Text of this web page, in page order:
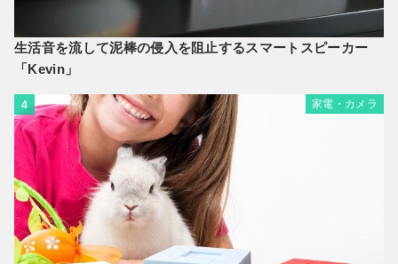
生活音を流して泥棒の侵入を阻止するスマートスピーカー
「Kevin」
4 家電・カメラ